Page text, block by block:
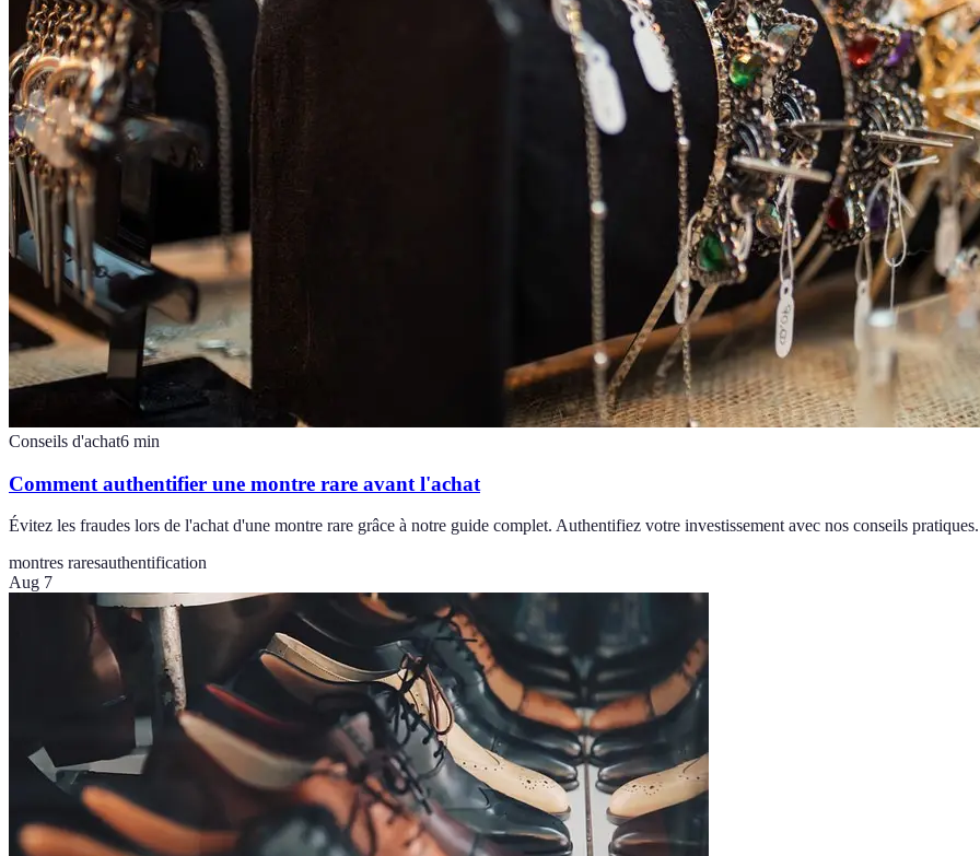
Conseils d'achat6 min
Comment authentifier une montre rare avant l'achat
Évitez les fraudes lors de l'achat d'une montre rare grâce à notre guide complet. Authentifiez votre investissement avec nos conseils pratiques.
montres raresauthentification
Aug 7